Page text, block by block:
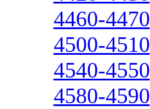
4460-4470
4500-4510
4540-4550
4580-4590